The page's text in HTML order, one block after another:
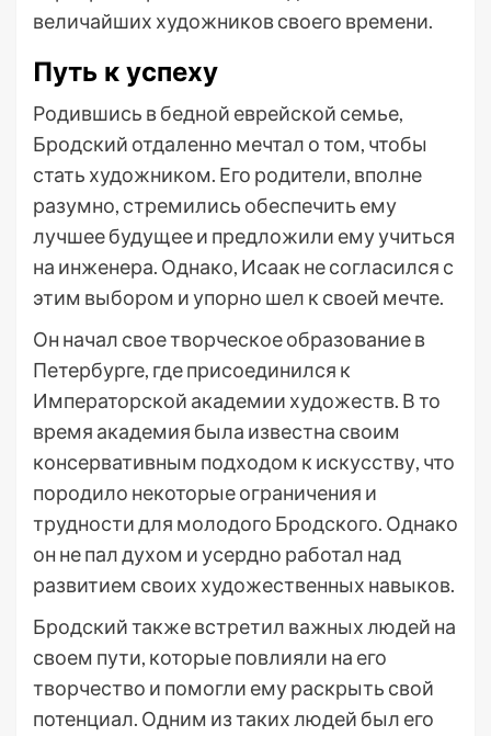
величайших художников своего времени.
Путь к успеху
Родившись в бедной еврейской семье,
Бродский отдаленно мечтал о том, чтобы
стать художником. Его родители, вполне
разумно, стремились обеспечить ему
лучшее будущее и предложили ему учиться
на инженера. Однако, Исаак не согласился с
этим выбором и упорно шел к своей мечте.
Он начал свое творческое образование в
Петербурге, где присоединился к
Императорской академии художеств. В то
время академия была известна своим
консервативным подходом к искусству, что
породило некоторые ограничения и
трудности для молодого Бродского. Однако
он не пал духом и усердно работал над
развитием своих художественных навыков.
Бродский также встретил важных людей на
своем пути, которые повлияли на его
творчество и помогли ему раскрыть свой
потенциал. Одним из таких людей был его